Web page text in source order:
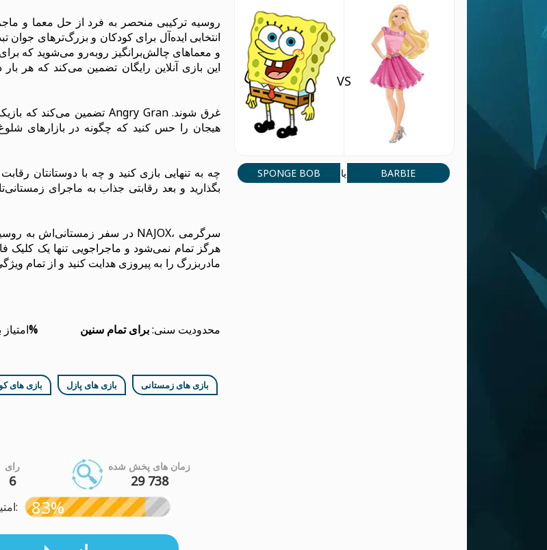
انتخابی ایده‌آل برای کودکان و بزرگ‌ترهای
و معماهای چالش‌برانگیز روبه‌رو می‌شوید که
این بازی آنلاین رایگان تضمین می‌کند که هر
هیجان را حس کنید که چگونه در بازارهای
چه به تنهایی بازی کنید و چه با دوستانتان
بگذارید و بعد رقابتی جذاب به ماجرای
هرگز تمام نمی‌شود و ماجراجویی تنها یک کلیک
مادربزرگ را به پیروزی هدایت کنید و از تمام
83% محدودیت سنی:برای تمام سنین
بازی های بازی های پازل بازی های زمستانی
رای
6
زمان های پخش شده
29 738
امتیاز بازی: 83%
SPONGE BOB
VS
یا BARBIE